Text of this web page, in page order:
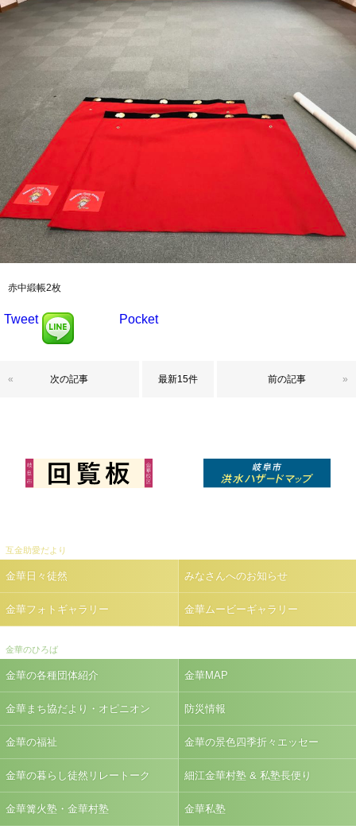
赤中緞帳2枚
Tweet Pocket
次の記事
« 最新15件 前の記事 »
互金助愛だより
金華日々徒然 みなさんへのお知らせ
金華フォトギャラリー 金華ムービーギャラリー
金華のひろば
金華の各種団体紹介 金華MAP
金華まち協だより・オピニオン 防災情報
金華の福祉 金華の景色四季折々エッセー
金華の暮らし徒然リレートーク 細江金華村塾 & 私塾長便り
金華篝火塾・金華村塾 金華私塾